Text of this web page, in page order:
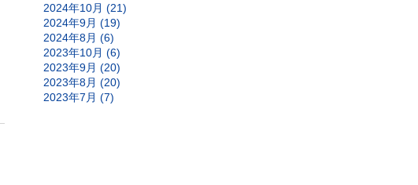
2024年10月 (21)
2024年9月 (19)
2024年8月 (6)
2023年10月 (6)
2023年9月 (20)
2023年8月 (20)
2023年7月 (7)